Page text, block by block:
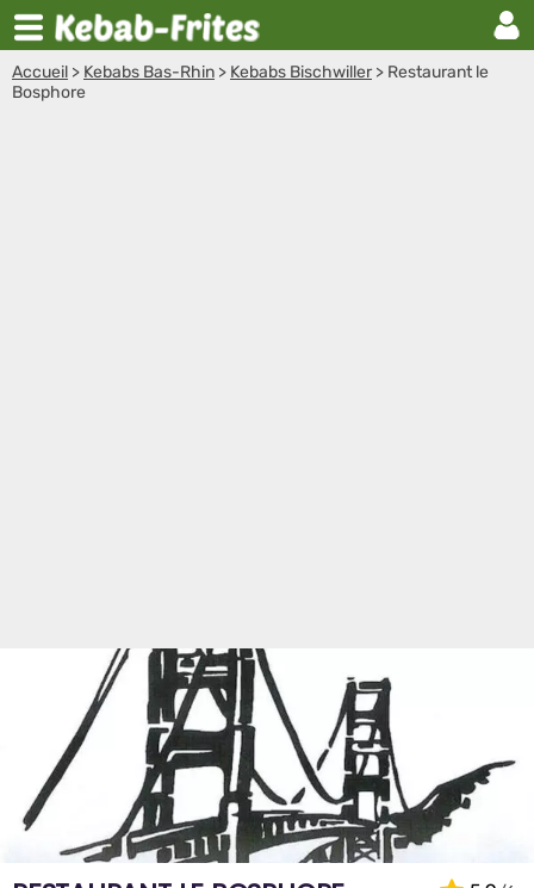
Accueil > Kebabs Bas-Rhin > Kebabs Bischwiller > Restaurant le
Bosphore